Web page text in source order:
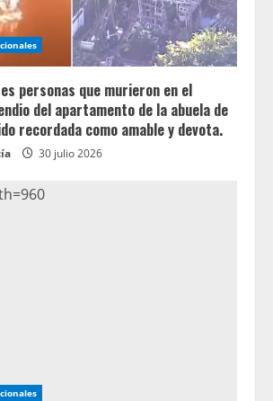
personas que murieron en el
del apartamento de la abuela de
recordada como amable y devota.
30 julio 2026